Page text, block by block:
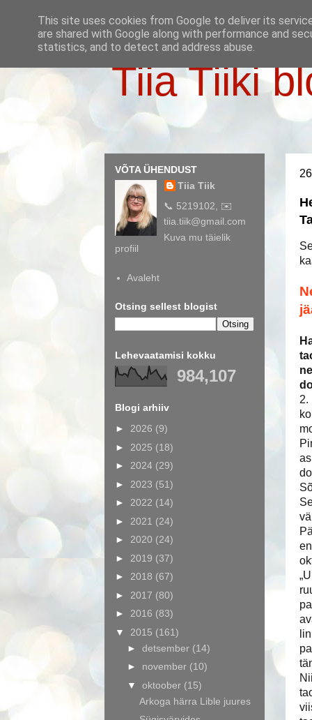
Tiia Tiiki
2.
VÕTA ÜHENDUST
Tiia Tiik
📞 5219102, ✉️
tiia.tiik@gmail.com
Kuva mu täielik
profiil
Avaleht
Otsing sellest blogist
Lehevaatamisi kokku
984,107
Blogi arhiiv
► 2026 (9)
► 2025 (18)
► 2024 (29)
► 2023 (51)
► 2022 (14)
► 2021 (24)
► 2020 (24)
► 2019 (37)
► 2018 (67)
► 2017 (80)
► 2016 (83)
▼ 2015 (161)
► detsember (14)
► november (10)
▼ oktoober (15)
Arkoga härra Lible juures
This site uses cookies from Google to deliver its
are shared with Google along with performance and
statistics, and to detect and address abuse.